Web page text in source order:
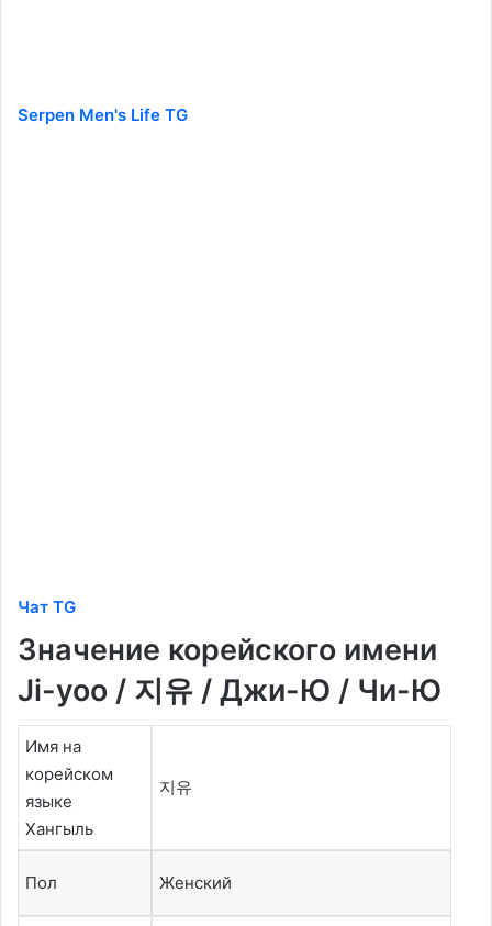
Serpen Men's Life TG
Чат TG
Значение корейского имени
Ji-yoo / 지유 / Джи-Ю / Чи-Ю
Имя на
корейском
языке
Хангыль
지유
Пол Женский